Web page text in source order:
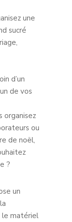
une
sucré
d’un
de vos
organisez
ou
de noël,
?
un
le matériel